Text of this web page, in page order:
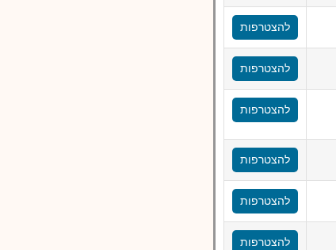
להצטרפות
להצטרפות
להצטרפות
להצטרפות
להצטרפות
להצטרפות